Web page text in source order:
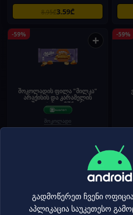
8.95₾3.59₾
-59% +
შოკოლადის ფილა "მილკა"
არაქისის და კარამელის
შიგთავსით 276 გრ
შოკოლადი
-59%
+
გადმოწერეთ ჩვენი
აპლიკაცია საუკეთესო